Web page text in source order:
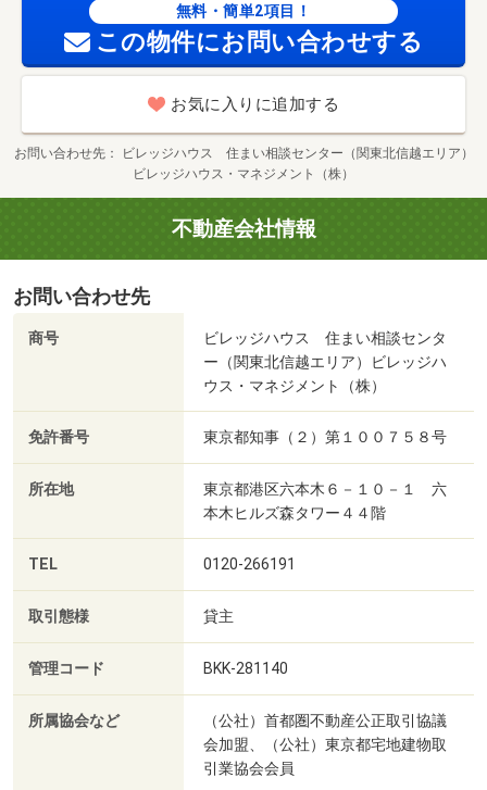
無料・簡単2項目！
この物件にお問い合わせする
お気に入りに追加する
お問い合わせ先
ビレッジハウス 住まい相談センター（関東北信越エリア）
ビレッジハウス・マネジメント（株）
不動産会社情報
お問い合わせ先
商号
ビレッジハウス 住まい相談センタ
ー（関東北信越エリア）ビレッジハ
ウス・マネジメント（株）
免許番号 東京都知事（２）第１００７５８号
所在地
東京都港区六本木６－１０－１ 六
本木ヒルズ森タワー４４階
TEL 0120-266191
取引態様 貸主
管理コード BKK-281140
所属協会など
（公社）首都圏不動産公正取引協議
会加盟、（公社）東京都宅地建物取
引業協会会員